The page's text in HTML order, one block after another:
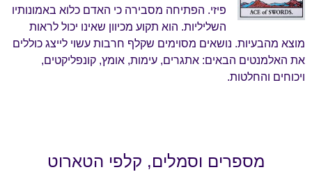
פיזי. הפתיחה מסבירה כי האדם כלוא באמונותיו
השליליות. הוא תקוע מכיוון שאינו יכול לראות
מוצא מהבעיות. נושאים מסוימים שקלף חרבות עשוי לייצג כוללים
את האלמנטים הבאים: אתגרים, עימות, אומץ, קונפליקטים,
ויכוחים והחלטות.
מספרים וסמלים, קלפי הטארוט